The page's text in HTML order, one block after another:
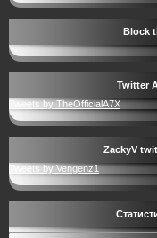
Block
Twitter
Tweets by TheOfficialA7X
ZackyV
Tweets by Vengenz1